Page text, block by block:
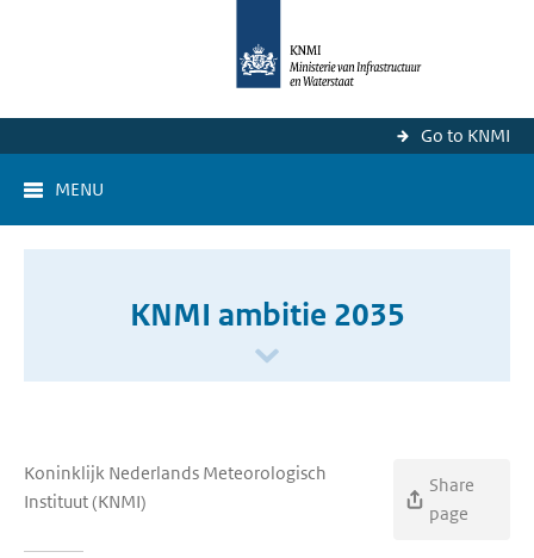
Go to KNMI
MENU
KNMI ambitie 2035
Koninklijk Nederlands Meteorologisch
Instituut (KNMI)
Share
page